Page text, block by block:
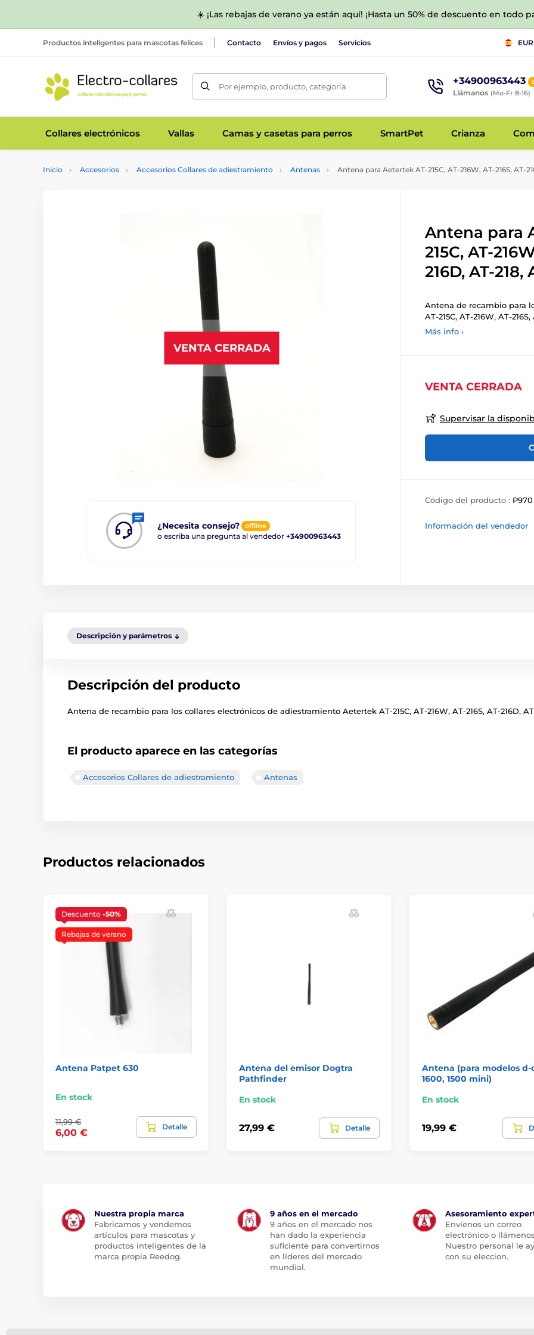
☀️ ¡Las rebajas de verano ya están aquí! ¡Hasta un 50% de descuento en todo
Productos inteligentes para mascotas felices Contacto Envíos y pagos Servicios EUR
Por ejemplo, producto, categoría +34900963443
Llámanos (Mo-Fr 8-16)
Collares electrónicos Vallas Camas y casetas para perros SmartPet Crianza
Inicio Accesorios Accesorios Collares de adiestramiento Antenas Antena para Aetertek AT-215C, AT-216W, AT-216S, AT-
VENTA CERRADA
¿Necesita consejo? offline
o escriba una pregunta al vendedor +34900963443
Antena para
215C, AT-
216D, AT-218,
Antena de recambio para
AT-215C, AT-216W, AT-
Más info ›
VENTA CERRADA
Supervisar la
Código del producto : P970
Información del vendedor
Descripción y parámetros
Descripción del producto
Antena de recambio para los collares electrónicos de adiestramiento Aetertek AT-215C, AT-216W, AT-216S, AT-216D, AT-
El producto aparece en las categorías
Accesorios Collares de adiestramiento Antenas
Productos relacionados
Descuento -50%
Rebajas de verano
Antena Patpet 630
En stock
11,99 €
6,00 €
Detalle
Antena del emisor Dogtra
Pathfinder
En stock
27,99 € Detalle
Antena (para modelos
1600, 1500 mini)
En stock
19,99 €
Nuestra propia marca
Fabricamos y vendemos
artículos para mascotas y
productos inteligentes de la
marca propia Reedog.
9 años en el mercado
9 años en el mercado nos
han dado la experiencia
suficiente para convertirnos
en líderes del mercado
mundial.
Asesoramiento
Envíenos un correo
electrónico o
Nuestro personal le
con su eleccion.